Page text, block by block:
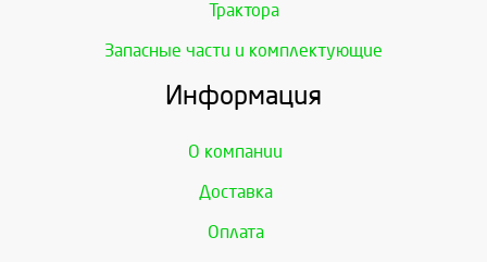
Трактора
Запасные части и комплектующие
Информация
О компании
Доставка
Оплата